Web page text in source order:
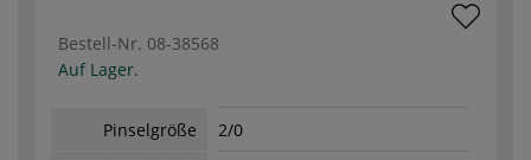
Bestell-Nr. 08-38568
Auf Lager.
Pinselgröße
2/0